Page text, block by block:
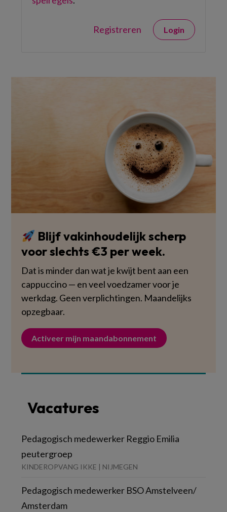
Registreren Login
Blijf vakinhoudelijk scherp
voor slechts €3 per week.
Dat is minder dan wat je kwijt bent aan een
cappuccino — en veel voedzamer voor je
werkdag. Geen verplichtingen. Maandelijks
opzegbaar.
Activeer mijn maandabonnement
Vacatures
Pedagogisch medewerker Reggio Emilia
peutergroep
KINDEROPVANG IKKE | NIJMEGEN
Pedagogisch medewerker BSO Amstelveen/
Amsterdam